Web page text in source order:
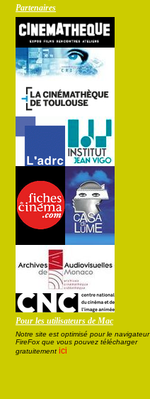
Partenaires
Pour les utilisateurs de Mac
Notre site est optimisé pour le navigateur
FireFox que vous pouvez télécharger
gratuitement ici